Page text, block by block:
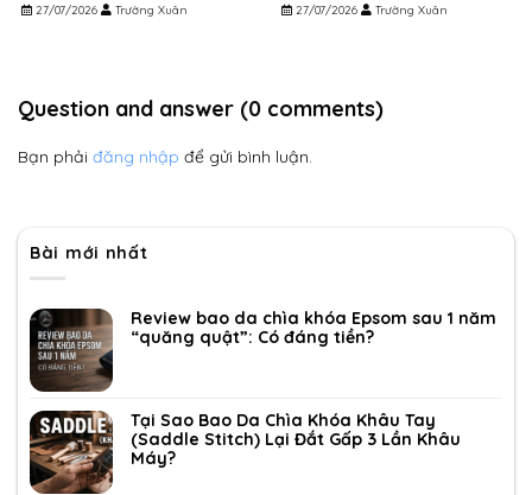
27/07/2026 Trường Xuân 27/07/2026 Trường Xuân
Question and answer (0 comments)
Bạn phải đăng nhập để gửi bình luận.
Bài mới nhất
Review bao da chìa khóa Epsom sau 1 năm
“quăng quật”: Có đáng tiền?
Tại Sao Bao Da Chìa Khóa Khâu Tay
(Saddle Stitch) Lại Đắt Gấp 3 Lần Khâu
Máy?